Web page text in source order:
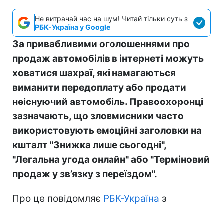
Не витрачай час на шум! Читай тільки суть з
РБК-Україна у Google
За привабливими оголошеннями про
продаж автомобілів в інтернеті можуть
ховатися шахраї, які намагаються
виманити передоплату або продати
неіснуючий автомобіль. Правоохоронці
зазначають, що зловмисники часто
використовують емоційні заголовки на
кшталт "Знижка лише сьогодні",
"Легальна угода онлайн" або "Терміновий
продаж у зв’язку з переїздом".
Про це повідомляє РБК-Україна з